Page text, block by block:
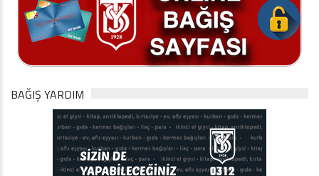
BAĞIŞ YARDIM